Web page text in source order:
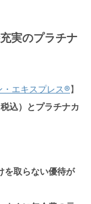
実のプラチナ
・エキスプレス®】
込）とプラチナカ
を取らない優待が